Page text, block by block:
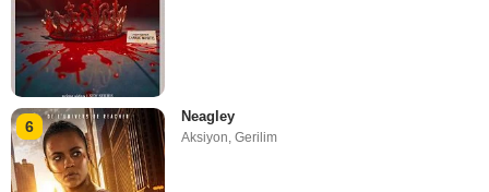
6
Neagley
Aksiyon ,Gerilim